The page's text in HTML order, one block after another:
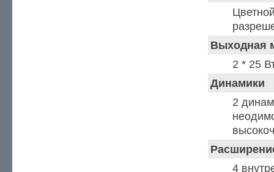
Выходная
2 * 25
Динамики
2
4